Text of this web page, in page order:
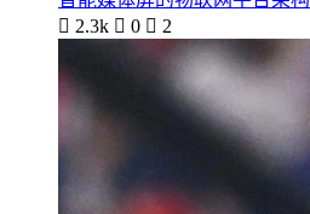
 2.3k  0  2